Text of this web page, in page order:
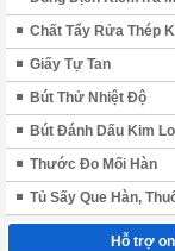
Chất Tẩy Rửa Thép
Giấy Tự Tan
Bút Thử Nhiệt Độ
Bút Đánh Dấu Kim
Thước Đo Mối Hàn
Tủ Sấy Que Hàn,
Hỗ trợ